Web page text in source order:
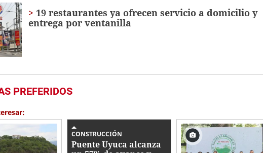
19 restaurantes ya ofrecen servicio a domicilio y
entrega por ventanilla
PREFERIDOS
CONSTRUCCIÓN
Puente Uyuca alcanza